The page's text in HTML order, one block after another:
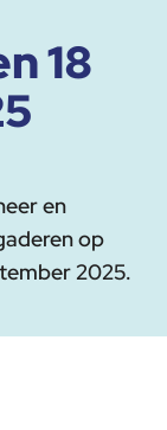
18
en
op
2025.